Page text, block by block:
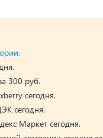
300 руб.
сегодня.
сегодня.
Маркет сегодня.